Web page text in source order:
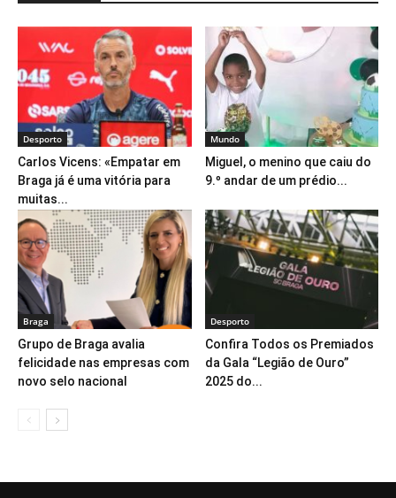
Desporto
Carlos Vicens: «Empatar em
Braga já é uma vitória para
muitas...
Mundo
Miguel, o menino que caiu do
9.º andar de um prédio...
Braga
Grupo de Braga avalia
felicidade nas empresas com
novo selo nacional
Desporto
Confira Todos os Premiados
da Gala “Legião de Ouro”
2025 do...